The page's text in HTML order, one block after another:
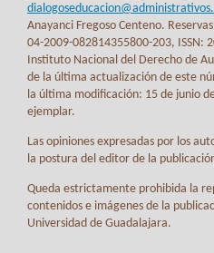
Anayanci Fregoso Centeno.
04-2009-082814355800-203, ISSN:
Instituto Nacional del Derecho de
de la última actualización de este
la última modificación: 15 de junio
ejemplar.
Las opiniones expresadas por los
la postura del editor de la
Queda estrictamente prohibida la
contenidos e imágenes de la
Universidad de Guadalajara.